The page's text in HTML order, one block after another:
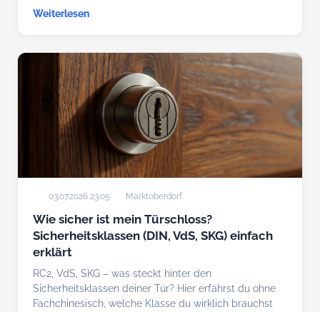
Weiterlesen
03.07.2026 23:05 Marktoberdorf
Wie sicher ist mein Türschloss?
Sicherheitsklassen (DIN, VdS, SKG) einfach
erklärt
RC2, VdS, SKG – was steckt hinter den
Sicherheitsklassen deiner Tür? Hier erfährst du ohne
Fachchinesisch, welche Klasse du wirklich brauchst